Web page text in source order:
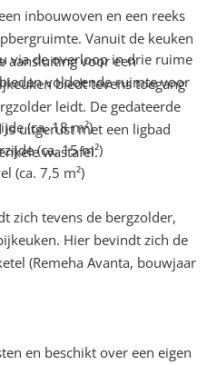
inbouwoven en een reeks
Vanuit de keuken
aansluiting voor een
biedt tevens toegang
leidt. De gedateerde
uitgerust met een ligbad
wastafel.
via de overloop in drie ruime
voldoende ruimte voor
(ca. 18 m²)
(ca. 15 m²)
(ca. 7,5 m²)
zich tevens de bergzolder,
Hier bevindt zich de
(Remeha Avanta, bouwjaar
en beschikt over een eigen